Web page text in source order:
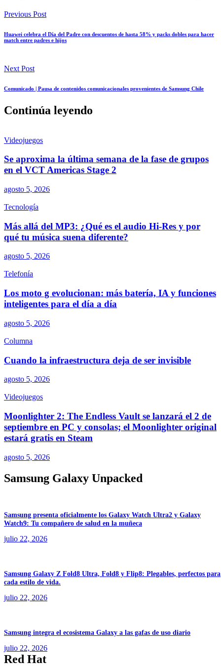
Previous Post
Huawei celebra el Día del Padre con descuentos de hasta 58% y packs dobles para hacer
match entre padres e hijos
Next Post
Comunicado | Pausa de contenidos comunicacionales provenientes de Samsung Chile
Continúa leyendo
Videojuegos
Se aproxima la última semana de la fase de grupos
en el VCT Americas Stage 2
agosto 5, 2026
Tecnología
Más allá del MP3: ¿Qué es el audio Hi-Res y por
qué tu música suena diferente?
agosto 5, 2026
Telefonía
Los moto g evolucionan: más batería, IA y funciones
inteligentes para el día a día
agosto 5, 2026
Columna
Cuando la infraestructura deja de ser invisible
agosto 5, 2026
Videojuegos
Moonlighter 2: The Endless Vault se lanzará el 2 de
septiembre en PC y consolas; el Moonlighter original
estará gratis en Steam
agosto 5, 2026
Samsung Galaxy Unpacked
Samsung presenta oficialmente los Galaxy Watch Ultra2 y Galaxy
Watch9: Tu compañero de salud en la muñeca
julio 22, 2026
Samsung Galaxy Z Fold8 Ultra, Fold8 y Flip8: Plegables, perfectos para
cada estilo de vida.
julio 22, 2026
Samsung integra el ecosistema Galaxy a las gafas de uso diario
julio 22, 2026
Red Hat